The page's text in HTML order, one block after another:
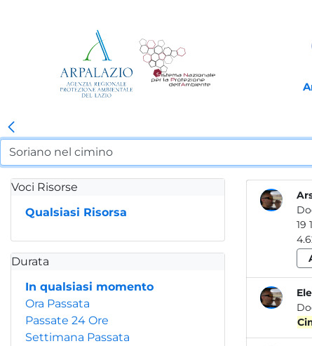
Voci Risorse
Qualsiasi Risorsa
Durata
In qualsiasi momento
Ora Passata
Passate 24 Ore
Settimana Passata